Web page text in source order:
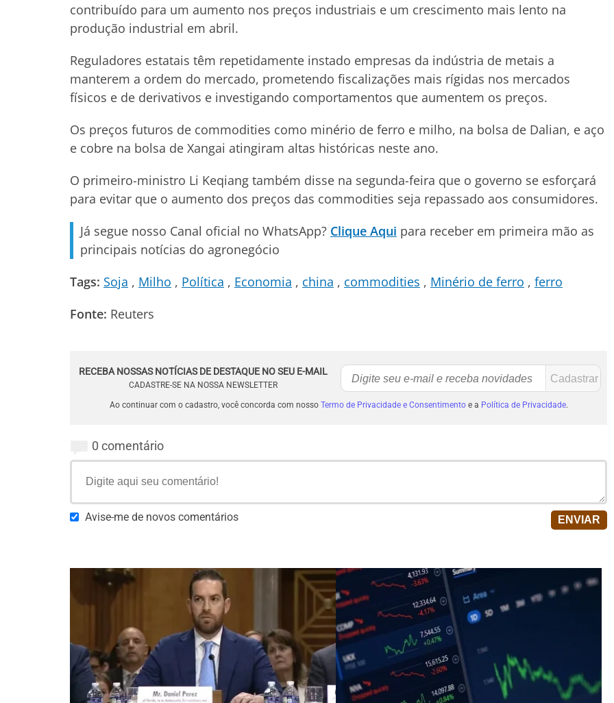
contribuído para um aumento nos preços industriais e um crescimento mais lento na
produção industrial em abril.
Reguladores estatais têm repetidamente instado empresas da indústria de metais a
manterem a ordem do mercado, prometendo fiscalizações mais rígidas nos mercados
físicos e de derivativos e investigando comportamentos que aumentem os preços.
Os preços futuros de commodities como minério de ferro e milho, na bolsa de Dalian, e aço
e cobre na bolsa de Xangai atingiram altas históricas neste ano.
O primeiro-ministro Li Keqiang também disse na segunda-feira que o governo se esforçará
para evitar que o aumento dos preços das commodities seja repassado aos consumidores.
Já segue nosso Canal oficial no WhatsApp? Clique Aqui para receber em primeira mão as
principais notícias do agronegócio
Tags: Soja Milho Política Economia china commodities Minério de ferro
ferro
Fonte: Reuters
RECEBA NOSSAS NOTÍCIAS DE DESTAQUE NO SEU E-MAIL
CADASTRE-SE NA NOSSA NEWSLETTER
Ao continuar com o cadastro, você concorda com nosso Termo de Privacidade e Consentimentoe a Política de Privacidade.
0 comentário
Avise-me de novos comentários